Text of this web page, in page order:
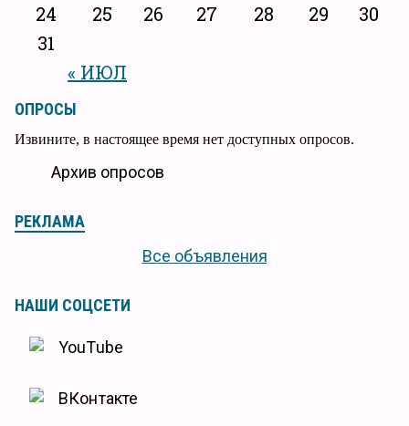
« ИЮЛ
24
25 26 27 28 29
30
31
ОПРОСЫ
Извините, в настоящее время нет доступных опросов.
Архив опросов
РЕКЛАМА
Все объявления
НАШИ СОЦСЕТИ
YouTube
ВКонтакте